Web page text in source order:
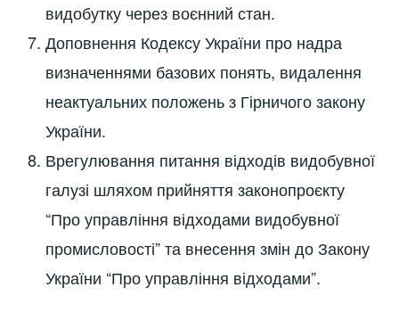
видобутку через воєнний стан.
Доповнення Кодексу України про надра
визначеннями базових понять, видалення
неактуальних положень з Гірничого закону
України.
Врегулювання питання відходів видобувної
галузі шляхом прийняття законопроєкту
“Про управління відходами видобувної
промисловості” та внесення змін до Закону
України “Про управління відходами”.